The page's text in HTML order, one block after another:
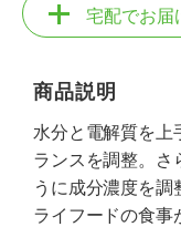
宅配でお届
商品説明
水分と電解質を上
ランスを調整。さ
うに成分濃度を
ライフードの食事